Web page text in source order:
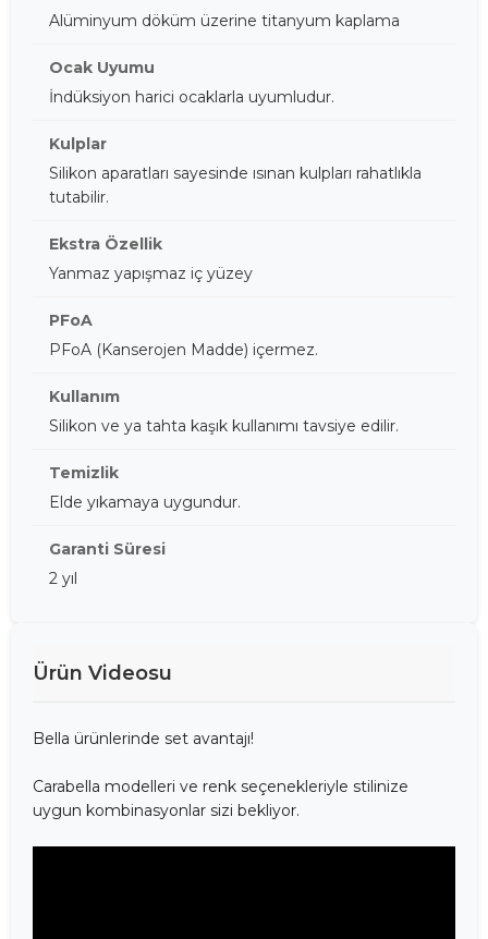
Alüminyum döküm üzerine titanyum kaplama
Ocak Uyumu
İndüksiyon harici ocaklarla uyumludur.
Kulplar
Silikon aparatları sayesinde ısınan kulpları rahatlıkla
tutabilir.
Ekstra Özellik
Yanmaz yapışmaz iç yüzey
PFoA
PFoA (Kanserojen Madde) içermez.
Kullanım
Silikon ve ya tahta kaşık kullanımı tavsiye edilir.
Temizlik
Elde yıkamaya uygundur.
Garanti Süresi
2 yıl
Ürün Videosu
Bella ürünlerinde set avantajı!
Carabella modelleri ve renk seçenekleriyle stilinize
uygun kombinasyonlar sizi bekliyor.